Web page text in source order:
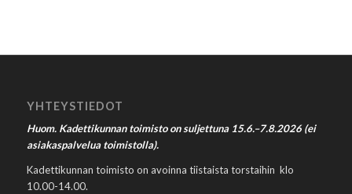
YHTEYSTIEDOT
Huom. Kadettikunnan toimisto on suljettuna 15.6.–7.8.2026 (ei
asiakaspalvelua toimistolla).
Kadettikunnan toimisto on avoinna tiistaista torstaihin klo
10.00-14.00.